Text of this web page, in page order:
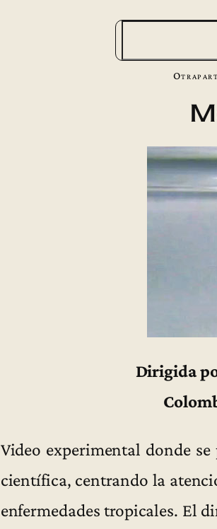
Dirigida
Video experimental donde
científica, centrando la
enfermedades tropicales. El